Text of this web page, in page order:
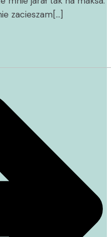
zacieszam[…]